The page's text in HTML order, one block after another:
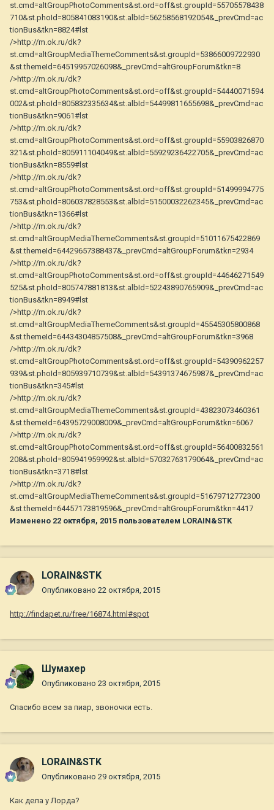
st.cmd=altGroupPhotoComments&st.ord=off&st.groupId=55705578438
710&st.phoId=805841083190&st.albId=56258568192054&_prevCmd=ac
tionBus&tkn=8824#lst
/>http://m.ok.ru/dk?
st.cmd=altGroupMediaThemeComments&st.groupId=53866009722930
&st.themeId=64519957026098&_prevCmd=altGroupForum&tkn=8
/>http://m.ok.ru/dk?
st.cmd=altGroupPhotoComments&st.ord=off&st.groupId=54440071594
002&st.phoId=805832335634&st.albId=54499811655698&_prevCmd=ac
tionBus&tkn=9061#lst
/>http://m.ok.ru/dk?
st.cmd=altGroupPhotoComments&st.ord=off&st.groupId=55903826870
321&st.phoId=805911104049&st.albId=55929236422705&_prevCmd=ac
tionBus&tkn=8559#lst
/>http://m.ok.ru/dk?
st.cmd=altGroupPhotoComments&st.ord=off&st.groupId=51499994775
753&st.phoId=806037828553&st.albId=51500032262345&_prevCmd=ac
tionBus&tkn=1366#lst
/>http://m.ok.ru/dk?
st.cmd=altGroupMediaThemeComments&st.groupId=51011675422869
&st.themeId=64429657388437&_prevCmd=altGroupForum&tkn=2934
/>http://m.ok.ru/dk?
st.cmd=altGroupPhotoComments&st.ord=off&st.groupId=44646271549
525&st.phoId=805747881813&st.albId=52243890765909&_prevCmd=ac
tionBus&tkn=8949#lst
/>http://m.ok.ru/dk?
st.cmd=altGroupMediaThemeComments&st.groupId=45545305800868
&st.themeId=64434304857508&_prevCmd=altGroupForum&tkn=3968
/>http://m.ok.ru/dk?
st.cmd=altGroupPhotoComments&st.ord=off&st.groupId=54390962257
939&st.phoId=805939710739&st.albId=54391374675987&_prevCmd=ac
tionBus&tkn=345#lst
/>http://m.ok.ru/dk?
st.cmd=altGroupMediaThemeComments&st.groupId=43823073460361
&st.themeId=64395729008009&_prevCmd=altGroupForum&tkn=6067
/>http://m.ok.ru/dk?
st.cmd=altGroupPhotoComments&st.ord=off&st.groupId=56400832561
208&st.phoId=805941959992&st.albId=57032763179064&_prevCmd=ac
tionBus&tkn=3718#lst
/>http://m.ok.ru/dk?
st.cmd=altGroupMediaThemeComments&st.groupId=51679712772300
&st.themeId=64457173819596&_prevCmd=altGroupForum&tkn=4417
Изменено 22 октября, 2015 пользователем LORAIN&STK
LORAIN&STK
Опубликовано 22 октября, 2015
http://findapet.ru/free/16874.html#spot
Шумахер
Опубликовано 23 октября, 2015
Спасибо всем за пиар, звоночки есть.
LORAIN&STK
Опубликовано 29 октября, 2015
Как дела у Лорда?